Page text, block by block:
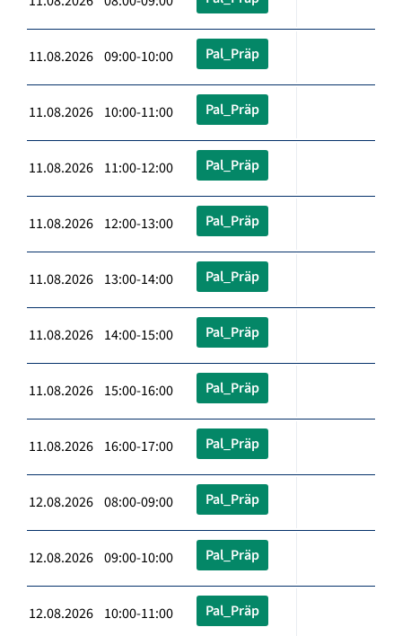
11.08.2026 09:00-10:00 Pal_Präp
11.08.2026 10:00-11:00 Pal_Präp
11.08.2026 11:00-12:00 Pal_Präp
11.08.2026 12:00-13:00 Pal_Präp
11.08.2026 13:00-14:00 Pal_Präp
11.08.2026 14:00-15:00 Pal_Präp
11.08.2026 15:00-16:00 Pal_Präp
11.08.2026 16:00-17:00 Pal_Präp
12.08.2026 08:00-09:00 Pal_Präp
12.08.2026 09:00-10:00 Pal_Präp
12.08.2026 10:00-11:00 Pal_Präp